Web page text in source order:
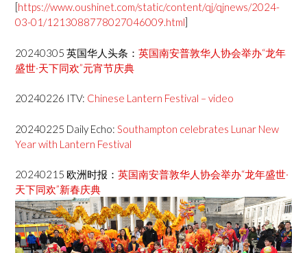
[https://www.oushinet.com/static/content/qj/qjnews/2024-
03-01/1213088778027046009.html]
20240305 英国华人头条： 英国南安普敦华人协会举办“龙年
盛世·天下同欢”元宵节庆典
20240226 ITV: Chinese Lantern Festival – video
20240225 Daily Echo: Southampton celebrates Lunar New
Year with Lantern Festival
20240215 欧洲时报： 英国南安普敦华人协会举办“龙年盛世·
天下同欢”新春庆典